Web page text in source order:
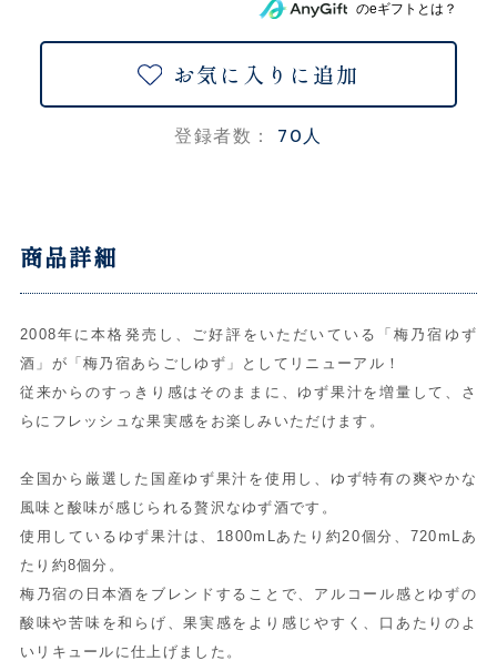
のeギフトとは？
お気に入りに追加
登録者数： 70人
商品詳細
2008年に本格発売し、ご好評をいただいている「梅乃宿ゆず
酒」が「梅乃宿あらごしゆず」としてリニューアル！
従来からのすっきり感はそのままに、ゆず果汁を増量して、さ
らにフレッシュな果実感をお楽しみいただけます。
全国から厳選した国産ゆず果汁を使用し、ゆず特有の爽やかな
風味と酸味が感じられる贅沢なゆず酒です。
使用しているゆず果汁は、1800mLあたり約20個分、720mLあ
たり約8個分。
梅乃宿の日本酒をブレンドすることで、アルコール感とゆずの
酸味や苦味を和らげ、果実感をより感じやすく、口あたりのよ
いリキュールに仕上げました。